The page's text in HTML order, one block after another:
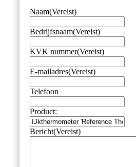
ISO17025
Kalibratierapport
aantal
Naam(Vereist)
Bedrijfsnaam(Vereist)
KVK nummer(Vereist)
E-mailadres(Vereist)
Telefoon
Product:
Bericht(Vereist)